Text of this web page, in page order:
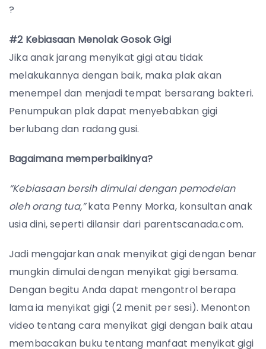
?
#2 Kebiasaan Menolak Gosok Gigi
Jika anak jarang menyikat gigi atau tidak
melakukannya dengan baik, maka plak akan
menempel dan menjadi tempat bersarang bakteri.
Penumpukan plak dapat menyebabkan gigi
berlubang dan radang gusi.
Bagaimana memperbaikinya?
“Kebiasaan bersih dimulai dengan pemodelan
oleh orang tua,”kata Penny Morka, konsultan anak
usia dini, seperti dilansir dari parentscanada.com.
Jadi mengajarkan anak menyikat gigi dengan benar
mungkin dimulai dengan menyikat gigi bersama.
Dengan begitu Anda dapat mengontrol berapa
lama ia menyikat gigi (2 menit per sesi). Menonton
video tentang cara menyikat gigi dengan baik atau
membacakan buku tentang manfaat menyikat gigi